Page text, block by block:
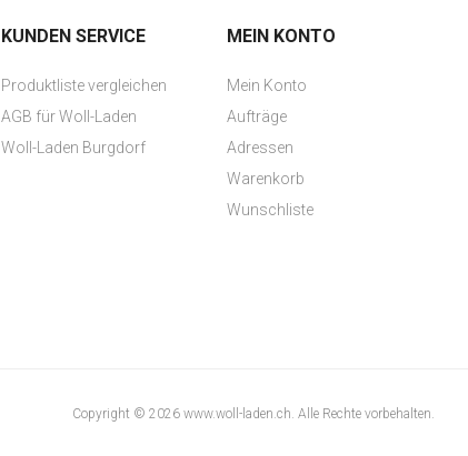
KUNDEN SERVICE
Produktliste vergleichen
AGB für Woll-Laden
Woll-Laden Burgdorf
MEIN KONTO
Mein Konto
Aufträge
Adressen
Warenkorb
Wunschliste
Copyright © 2026 www.woll-laden.ch. Alle Rechte vorbehalten.